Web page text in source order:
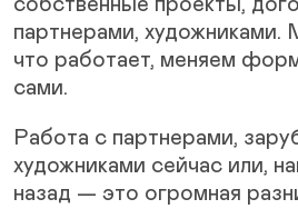
собственные проекты,
партнерами, художниками.
что работает, меняем
сами.
Работа с партнерами,
художниками сейчас или,
назад — это огромная